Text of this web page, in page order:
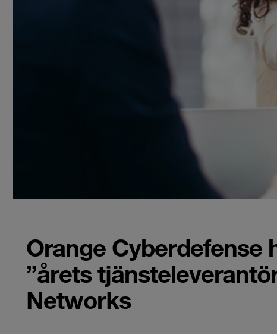
Orange Cyberdefense
”årets
Networks